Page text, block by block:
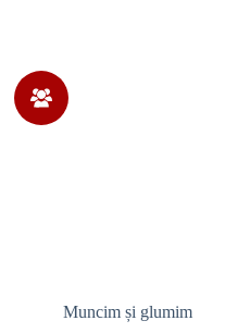
Muncim și glumim